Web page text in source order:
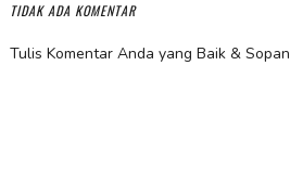
TIDAK ADA KOMENTAR
Tulis Komentar Anda yang Baik & Sopan